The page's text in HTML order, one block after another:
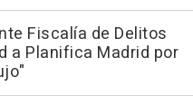
Fiscalía de Delitos
a Planifica Madrid por